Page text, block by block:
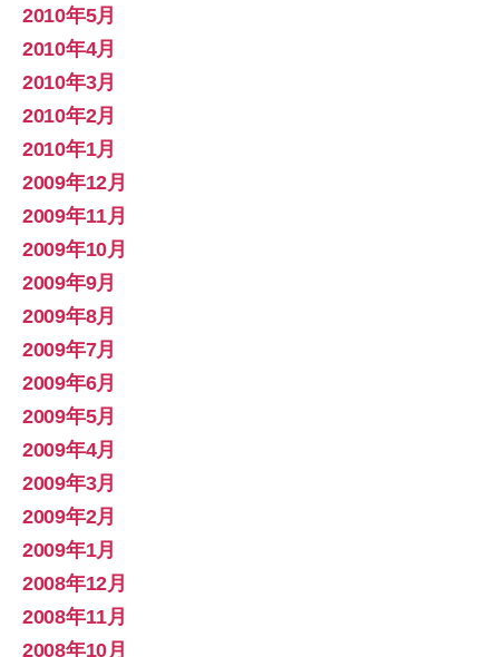
2010年5月
2010年4月
2010年3月
2010年2月
2010年1月
2009年12月
2009年11月
2009年10月
2009年9月
2009年8月
2009年7月
2009年6月
2009年5月
2009年4月
2009年3月
2009年2月
2009年1月
2008年12月
2008年11月
2008年10月